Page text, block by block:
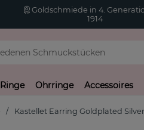
Goldschmiede in 4.
1914
Ringe Ohrringe Accessoires
Kastellet Earring Goldplated Silver